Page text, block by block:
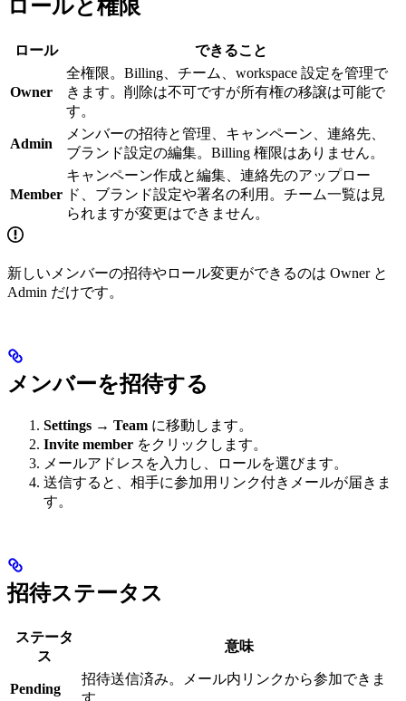
ロールと権限
ロール できること
Owner
全権限。Billing、チーム、workspace 設定を管理で
きます。削除は不可ですが所有権の移譲は可能で
す。
Admin
メンバーの招待と管理、キャンペーン、連絡先、
ブランド設定の編集。Billing 権限はありません。
Member
キャンペーン作成と編集、連絡先のアップロー
ド、ブランド設定や署名の利用。チーム一覧は見
られますが変更はできません。
新しいメンバーの招待やロール変更ができるのは Owner と
Admin だけです。
メンバーを招待する
Settings → Team に移動します。
Invite member をクリックします。
メールアドレスを入力し、ロールを選びます。
送信すると、相手に参加用リンク付きメールが届きま
す。
招待ステータス
ステータ
ス
意味
Pending
招待送信済み。メール内リンクから参加できま
す。